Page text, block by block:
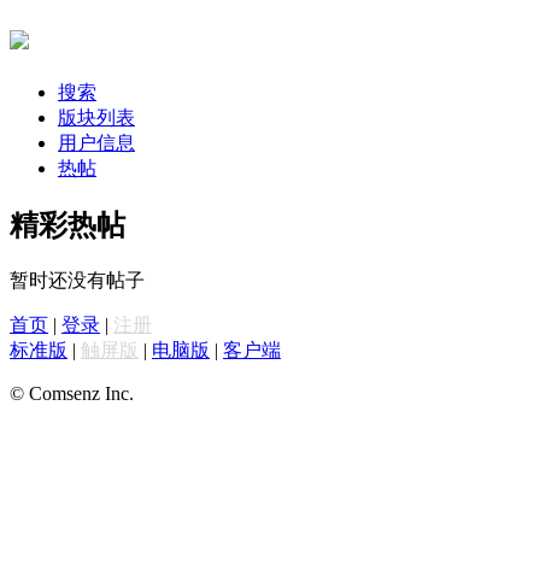
搜索
版块列表
用户信息
热帖
精彩热帖
暂时还没有帖子
首页 | 登录 | 注册
标准版 | 触屏版 | 电脑版 | 客户端
© Comsenz Inc.